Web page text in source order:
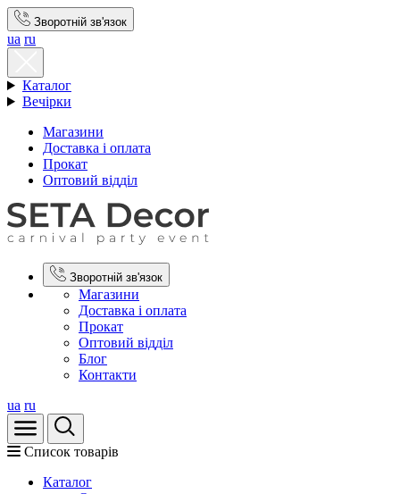
Зворотній зв'язок
ua ru
Каталог
Вечірки
Магазини
Доставка і оплата
Прокат
Оптовий відділ
Зворотній зв'язок
Магазини
Доставка і оплата
Прокат
Оптовий відділ
Блог
Контакти
ua ru
Список товарів
Каталог